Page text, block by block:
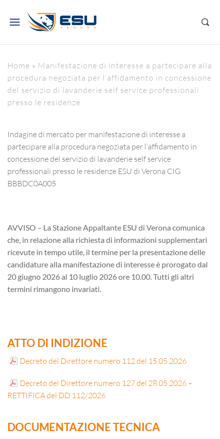
Home » Manifestazione di interesse a partecipare alla
procedura negoziata per l’affidamento in concessione
del servizio di lavanderie self service professionali
presso le residenze
Indagine di mercato per manifestazione di interesse a
partecipare alla procedura negoziata per l’affidamento in
concessione del servizio di lavanderie self service
professionali presso le residenze ESU di Verona CIG
BBBDC0A005
AVVISO – La Stazione Appaltante ESU di Verona comunica
che, in relazione alla richiesta di informazioni supplementari
ricevute in tempo utile, il termine per la presentazione delle
candidature alla manifestazione di interesse è prorogato dal
20 giugno 2026 al 10 luglio 2026 ore 10.00. Tutti gli altri
termini rimangono invariati.
ATTO DI INDIZIONE
Decreto del Direttore numero 112 del 15.05.2026
Decreto del Direttore numero 127 del 28.05.2026 –
RETTIFICA del DD 112/2026
DOCUMENTAZIONE TECNICA